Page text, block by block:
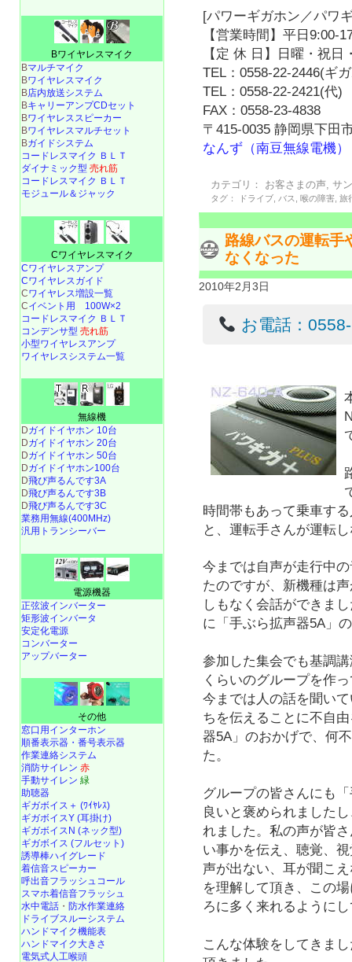
[パワーギガホン／パワ
【営業時間】平日9:00-
【定 休 日】日曜・祝日
TEL：0558-22-2446(ギ
TEL：0558-22-2421(代)
FAX：0558-23-4838
〒415-0035 静岡県下田
なんず（南豆無線電機）
カテゴリ： お客さまの声 ,サ
タグ： ドライブ バス ,喉の障害 ,旅
路線バスの運転手
なくなった
2010年2月3日
お電話：
時間帯もあって乗車す
と、運転手さんが運転
今までは自声が走行中
たのですが、新機種は
しもなく会話ができま
に「手ぶら拡声器5A」
参加した集会でも基調
くらいのグループを作
今までは人の話を聞い
ちを伝えることに不自
器5A」のおかげで、何
た。
グループの皆さんにも
良いと褒められました
れました。私の声が皆
い事かを伝え、聴覚、
声が出ない、耳が聞こ
を理解して頂き、この
ろに多く来れるように
こんな体験をしてきま
Bワイヤレスマイク
Bマルチマイク
Bワイヤレスマイク
B店内放送システム
BキャリーアンプCDセット
Bワイヤレススピーカー
Bワイヤレスマルチセット
Bガイドシステム
コードレスマイク ＢＬＴ
ダイナミック型 売れ筋
コードレスマイク ＢＬＴ
モジュール＆ジャック
Cワイヤレスマイク
Cワイヤレスアンプ
Cワイヤレスガイド
Cワイヤレス増設一覧
Cイベント用 100W×2
コードレスマイク ＢＬＴ
コンデンサ型 売れ筋
小型ワイヤレスアンプ
ワイヤレスシステム一覧
無線機
Dガイドイヤホン 10台
Dガイドイヤホン 20台
Dガイドイヤホン 50台
Dガイドイヤホン100台
D飛び声るんです3A
D飛び声るんです3B
D飛び声るんです3C
業務用無線(400MHz)
汎用トランシーバー
電源機器
正弦波インバーター
矩形波インバータ
安定化電源
コンバーター
アップバーター
その他
窓口用インターホン
順番表示器・番号表示器
作業連絡システム
消防サイレン 赤
手動サイレン 緑
助聴器
ギガボイス＋ (ﾜｲﾔﾚｽ)
ギガボイスY (耳掛け)
ギガボイスN (ネック型)
ギガボイス (フルセット)
誘導棒ハイグレード
着信音スピーカー
呼出音フラッシュコール
スマホ着信音フラッシュ
水中電話 ・ 防水作業連絡
ドライブスルーシステム
ハンドマイク機能表
ハンドマイク大きさ
電気式人工喉頭